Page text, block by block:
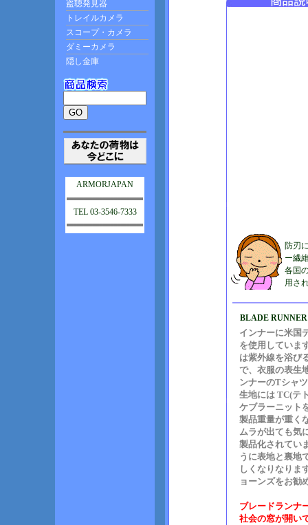
ARMORJAPAN
TEL 03-3546-7333
防刃
ー繊
各国
用さ
BLADE
インナーに米国
を使用していま
は紫外線を浴び
で、衣服の表生
ンナーのTシャ
生地には TC(テ
ケブラーニット
製品重量が重く
ムラが出ても気
製品化されてい
うに表地と裏地
しくなりなりま
ョーンズをお勧
ブレードランナ
社会の窓が開い